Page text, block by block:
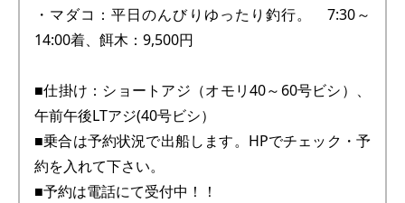
・マダコ：平日のんびりゆったり釣行。 7:30～
14:00着、餌木：9,500円
■仕掛け：ショートアジ（オモリ40～60号ビシ）、
午前午後LTアジ(40号ビシ）
■乗合は予約状況で出船します。HPでチェック・予
約を入れて下さい。
■予約は電話にて受付中！！